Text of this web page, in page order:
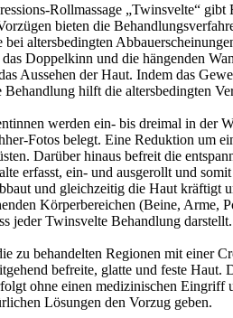
Rollmassage „Twinsvelte“
bieten die
bei altersbedingten
Doppelkinn und die hängenden
Aussehen der Haut. Indem das
Behandlung hilft die altersbedingten
werden ein- bis dreimal in der
Fotos belegt. Eine Reduktion um
Darüber hinaus befreit die
erfasst, ein- und ausgerollt und
und gleichzeitig die Haut
Körperbereichen (Beine,
jeder Twinsvelte Behandlung darstellt.
zu behandelten Regionen mit einer
befreite, glatte und feste Haut.
ohne einen medizinischen Eingriff
Lösungen den Vorzug geben.